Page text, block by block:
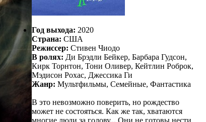
Год выхода: 2020
Страна: США
Режиссер: Стивен Чиодо
В ролях: Ди Брэдли Бейкер, Барбара Гудсон,
Кирк Торнтон, Тони Оливер, Кейтлин Роброк,
Мэдисон Рохас, Джессика Ги
Жанр: Мультфильмы, Семейные, Фантастика
В это невозможно поверить, но рождество
может не состояться. Как же так, хватаются
многие люди за голову... Они не готовы нести